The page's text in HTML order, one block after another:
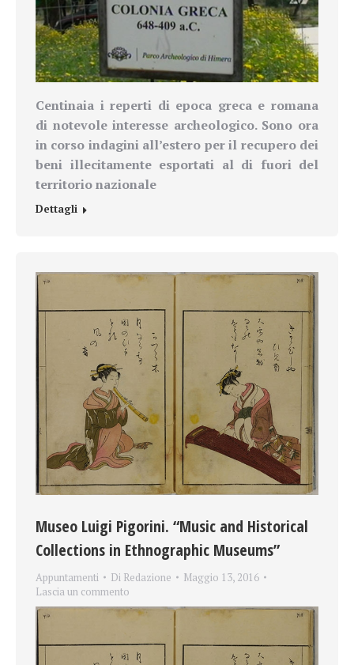
Centinaia i reperti di epoca greca e romana
di notevole interesse archeologico. Sono ora
in corso indagini all’estero per il recupero dei
beni illecitamente esportati al di fuori del
territorio nazionale
Dettagli
Museo Luigi Pigorini. “Music and Historical
Collections in Ethnographic Museums”
Appuntamenti Di Redazione
Maggio 13, 2016
Lascia un commento